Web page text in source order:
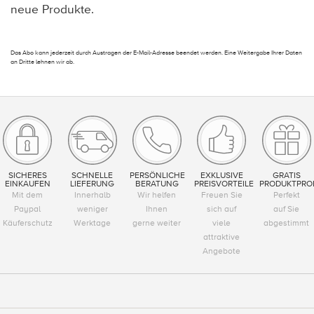
neue Produkte.
Das Abo kann jederzeit durch Austragen der E-Mail-Adresse beendet werden. Eine Weitergabe Ihrer Daten
an Dritte lehnen wir ab.
SICHERES
EINKAUFEN
Mit dem
Paypal
Käuferschutz
SCHNELLE
LIEFERUNG
Innerhalb
weniger
Werktage
PERSÖNLICHE
BERATUNG
Wir helfen
Ihnen
gerne weiter
EXKLUSIVE
PREISVORTEILE
Freuen Sie
sich auf
viele
attraktive
Angebote
GRATIS
Perfekt
auf Sie
abgestimmt